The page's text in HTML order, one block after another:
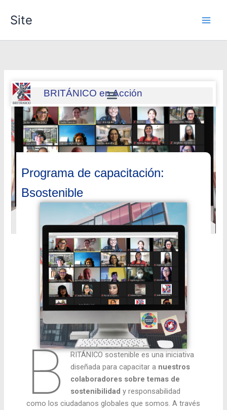
Site
BRITÁNICO en Acción
Programa de capacitación:
Bsostenible
B
RITÁNICO sostenible es una iniciativa
diseñada para capacitar a nuestros
colaboradores sobre temas de
sostenibilidad y responsabilidad
como los ciudadanos globales que somos. A través